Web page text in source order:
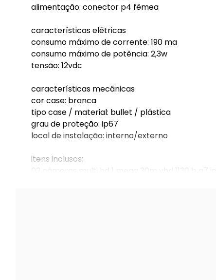
alimentação: conector p4 fêmea
características elétricas
consumo máximo de corrente: 190 ma
consumo máximo de potência: 2,3w
tensão: 12vdc
características mecânicas
cor case: branca
tipo case / material: bullet / plástica
grau de proteção: ip67
local de instalação: interno/externo
itens inclusos:
02 câmeras multi hd 1 mega 30m vhd 1130 b g7